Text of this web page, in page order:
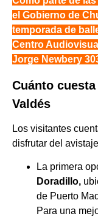
el Gobierno de
temporada de
Centro
Jorge Newbery
Cuánto
Valdés
Los visitantes
disfrutar del
La primera
Doradillo,
de Puerto
Para una